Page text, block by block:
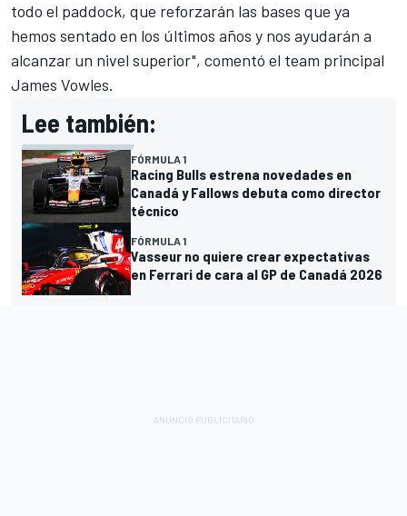
todo el paddock, que reforzarán las bases que ya
hemos sentado en los últimos años y nos ayudarán a
alcanzar un nivel superior", comentó el team principal
James Vowles.
Lee también:
FÓRMULA 1
Racing Bulls estrena novedades en
Canadá y Fallows debuta como director
técnico
FÓRMULA 1
Vasseur no quiere crear expectativas
en Ferrari de cara al GP de Canadá 2026